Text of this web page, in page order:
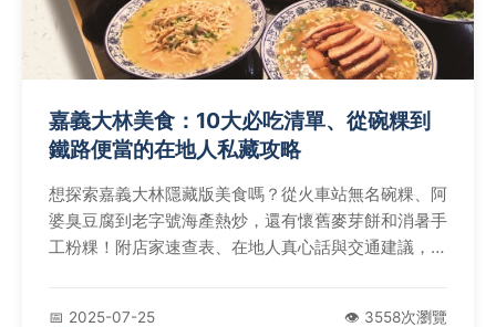
嘉義大林美食：10大必吃清單、從碗粿到
鐵路便當的在地人私藏攻略
想探索嘉義大林隱藏版美食嗎？從火車站無名碗粿、阿
婆臭豆腐到老字號海產熱炒，還有懷舊麥芽餅和消暑手
工粉粿！附店家速查表、在地人真心話與交通建議，帶
📅 2025-07-25 👁️ 3558次瀏覽